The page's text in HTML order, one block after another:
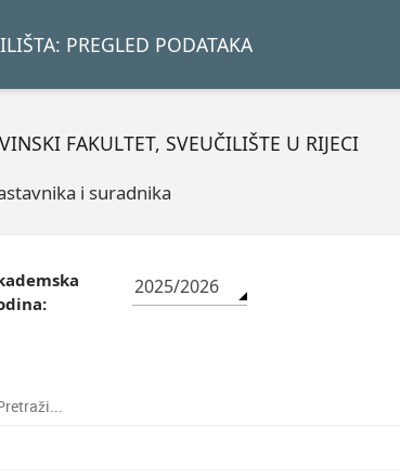
PREGLED PODATAKA
FAKULTET, SVEUČILIŠTE U RIJECI
i suradnika
2025/2026